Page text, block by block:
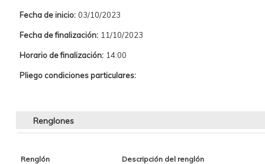
Fecha de inicio: 03/10/2023
Fecha de finalización: 11/10/2023
Horario de finalización: 14:00
Pliego condiciones particulares:
Renglones
Renglón Descripción del renglón